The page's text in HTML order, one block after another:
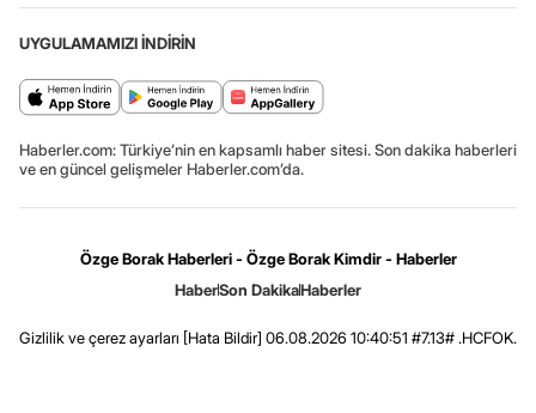
UYGULAMAMIZI İNDİRİN
Haberler.com: Türkiye’nin en kapsamlı haber sitesi. Son dakika haberleri
ve en güncel gelişmeler Haberler.com’da.
Özge Borak Haberleri - Özge Borak Kimdir - Haberler
HaberSon DakikaHaberler
Gizlilik ve çerez ayarları [Hata Bildir] 06.08.2026 10:40:51 #7.13# .HCFOK.